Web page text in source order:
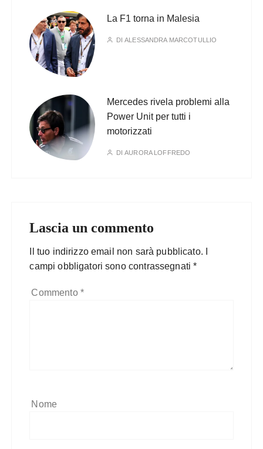
La F1 torna in Malesia
DIALESSANDRA MARCOTULLIO
Mercedes rivela problemi alla
Power Unit per tutti i
motorizzati
DIAURORA LOFFREDO
Lascia un commento
Il tuo indirizzo email non sarà pubblicato.
campi obbligatori sono contrassegnati*
Commento *
Nome